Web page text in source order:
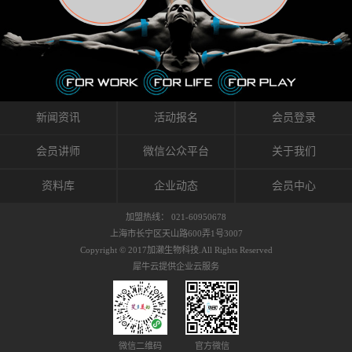
的，是在研发生产过程中竭尽全力的降低致敏
性，减少贴布本身带来的致敏率。那到底是什
么原因引起的过敏瘙痒呢？我整理了以下内容
仅供大家参考，希望能给予大家帮助。首先我
们分析解剖下过敏的原因，然后简说一下
KINESIO贴布贴扎后预防应对。我把导致过敏的
原因，简单分为外因和内因。外因1，贴布贴布
括：1）面料的伸展率、回缩率、纤维的刺激
能会给皮肤带来过度的刺激，从而引起过敏瘙
的作用。 Kinesio肌内效贴不像药物那样在短时
间内表现出症状，而是通过花费时间创造一个
对身体没有伤害（副作用等）的环境来减轻症
状。 但是，由于营养、精神、运动的平衡被破
坏，各种细胞就会发生病态变化。 在一定的状
态下，细胞因子会自动捕捉异常，并在细胞之
间传递适当的修复信息。可以收集各自所需的
因子级联；细胞因子的连锁反应）。 如果这种
者甚至提供不需要的物质。 因此，身体所需的
自然愈合能力不仅不能发挥作用，反而会造成
恶化的环境。Kinesio肌内效贴的作用，就是解
决这些问题。 KinesioTaping ® （Kinesio贴扎
疗法）的概念是空（空间），动（流动），冷
（抑制热的上升），为了实现这些，贴布的质
作出来。 特别地，Kinesio Medical
Tappling®（Kinesio医疗贴扎）通过从皮肤表面
长时间给予适...
织的筋膜。它可以作用于关节或肌肉表面，释
放压力，刺激深层筋膜。“雪花”贴扎疗法是一
种可以改变肌肉、筋膜和间质液之间自然流动
关系的方法。 间质液间质被称为人体的新器
官。研究人员认为，整个身体的网络是由坚韧
且柔软的蛋白质结构所支撑的相互连接的充满
流体的空间构成的。如果作为脏器，这是人体
最大的脏器，约占体重的20%（相比之下，皮
内流通，有助于细胞的再生和恢复。“1”“雪花”
周围进行轻柔的刺激，改善受影响的关节和肌
到辅助修复损伤组织的作用。对组织的营养供
膜，韧带和关节周围皮下组织的关节囊。 流
体力学理论加濑博士-Kinesio肌内效贴布的发明
人流体力学理论是以对日常生活产生反复影响
的纤细筋膜的性质为焦点。 筋膜容易受到外部
新闻资讯 活动报名 会员登录
会员讲师 微信公众平台 关于我们
资料库 企业动态 会员中心
加盟热线： 021-60950678
上海市长宁区天山路600弄1号3007
Copyright © 2017加濑生物科技.All Rights Reserved
犀牛云提供企业云服务
微信二维码 官方微信